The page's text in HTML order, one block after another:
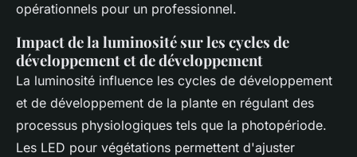
opérationnels pour un professionnel.
Impact de la luminosité sur les cycles de
développement et de développement
La luminosité influence les cycles de développement
et de développement de la plante en régulant des
processus physiologiques tels que la photopériode.
Les LED pour végétations permettent d'ajuster